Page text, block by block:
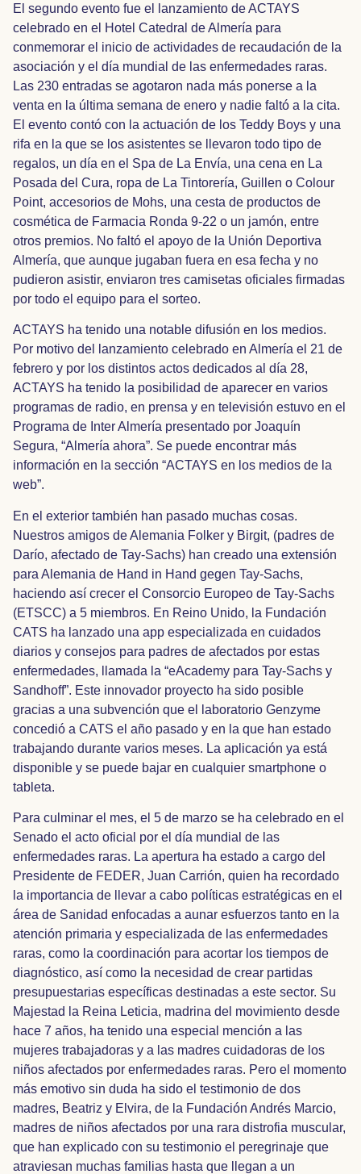
El segundo evento fue el lanzamiento de ACTAYS
celebrado en el Hotel Catedral de Almería para
conmemorar el inicio de actividades de recaudación de la
asociación y el día mundial de las enfermedades raras.
Las 230 entradas se agotaron nada más ponerse a la
venta en la última semana de enero y nadie faltó a la cita.
El evento contó con la actuación de los Teddy Boys y una
rifa en la que se los asistentes se llevaron todo tipo de
regalos, un día en el Spa de La Envía, una cena en La
Posada del Cura, ropa de La Tintorería, Guillen o Colour
Point, accesorios de Mohs, una cesta de productos de
cosmética de Farmacia Ronda 9-22 o un jamón, entre
otros premios. No faltó el apoyo de la Unión Deportiva
Almería, que aunque jugaban fuera en esa fecha y no
pudieron asistir, enviaron tres camisetas oficiales firmadas
por todo el equipo para el sorteo.
ACTAYS ha tenido una notable difusión en los medios.
Por motivo del lanzamiento celebrado en Almería el 21 de
febrero y por los distintos actos dedicados al día 28,
ACTAYS ha tenido la posibilidad de aparecer en varios
programas de radio, en prensa y en televisión estuvo en el
Programa de Inter Almería presentado por Joaquín
Segura, “Almería ahora”. Se puede encontrar más
información en la sección “ACTAYS en los medios de la
web”.
En el exterior también han pasado muchas cosas.
Nuestros amigos de Alemania Folker y Birgit, (padres de
Darío, afectado de Tay-Sachs) han creado una extensión
para Alemania de Hand in Hand gegen Tay-Sachs,
haciendo así crecer el Consorcio Europeo de Tay-Sachs
(ETSCC) a 5 miembros. En Reino Unido, la Fundación
CATS ha lanzado una app especializada en cuidados
diarios y consejos para padres de afectados por estas
enfermedades, llamada la “eAcademy para Tay-Sachs y
Sandhoff”. Este innovador proyecto ha sido posible
gracias a una subvención que el laboratorio Genzyme
concedió a CATS el año pasado y en la que han estado
trabajando durante varios meses. La aplicación ya está
disponible y se puede bajar en cualquier smartphone o
tableta.
Para culminar el mes, el 5 de marzo se ha celebrado en el
Senado el acto oficial por el día mundial de las
enfermedades raras. La apertura ha estado a cargo del
Presidente de FEDER, Juan Carrión, quien ha recordado
la importancia de llevar a cabo políticas estratégicas en el
área de Sanidad enfocadas a aunar esfuerzos tanto en la
atención primaria y especializada de las enfermedades
raras, como la coordinación para acortar los tiempos de
diagnóstico, así como la necesidad de crear partidas
presupuestarias específicas destinadas a este sector. Su
Majestad la Reina Leticia, madrina del movimiento desde
hace 7 años, ha tenido una especial mención a las
mujeres trabajadoras y a las madres cuidadoras de los
niños afectados por enfermedades raras. Pero el momento
más emotivo sin duda ha sido el testimonio de dos
madres, Beatriz y Elvira, de la Fundación Andrés Marcio,
madres de niños afectados por una rara distrofia muscular,
que han explicado con su testimonio el peregrinaje que
atraviesan muchas familias hasta que llegan a un